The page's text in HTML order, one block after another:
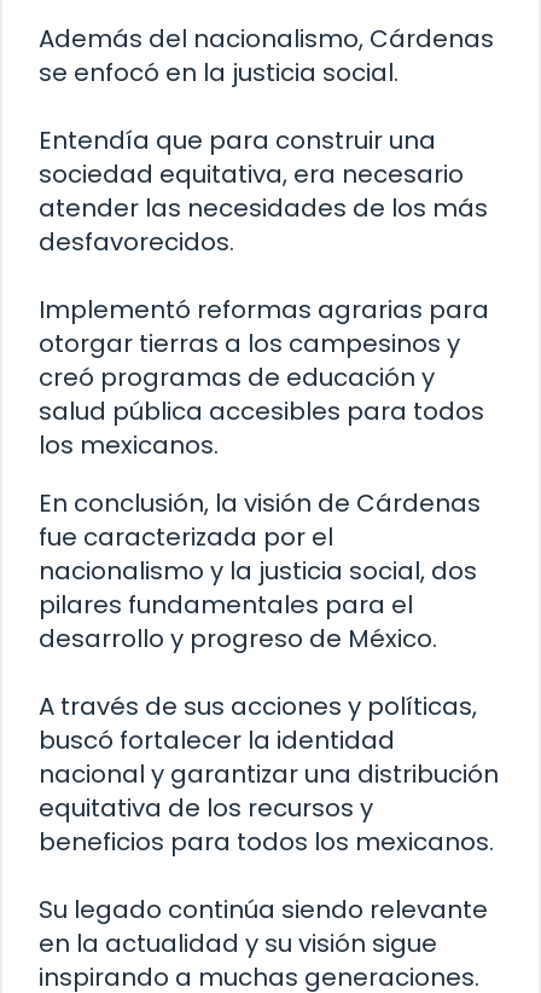
Además del nacionalismo, Cárdenas
se enfocó en la justicia social.
Entendía que para construir una
sociedad equitativa, era necesario
atender las necesidades de los más
desfavorecidos.
Implementó reformas agrarias para
otorgar tierras a los campesinos y
creó programas de educación y
salud pública accesibles para todos
los mexicanos.
En conclusión, la visión de Cárdenas
fue caracterizada por el
nacionalismo y la justicia social, dos
pilares fundamentales para el
desarrollo y progreso de México.
A través de sus acciones y políticas,
buscó fortalecer la identidad
nacional y garantizar una distribución
equitativa de los recursos y
beneficios para todos los mexicanos.
Su legado continúa siendo relevante
en la actualidad y su visión sigue
inspirando a muchas generaciones.